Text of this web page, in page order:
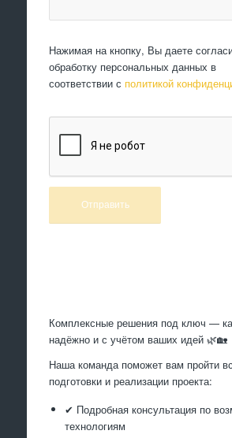
Нажимая на кнопку, Вы даете
обработку персональных данных в
соответствии с политикой
Комплексные решения под ключ —
надёжно и с учётом ваших идей 🌿🏡
Наша команда поможет вам пройти
подготовки и реализации проекта:
✔ Подробная консультация по
технологиям